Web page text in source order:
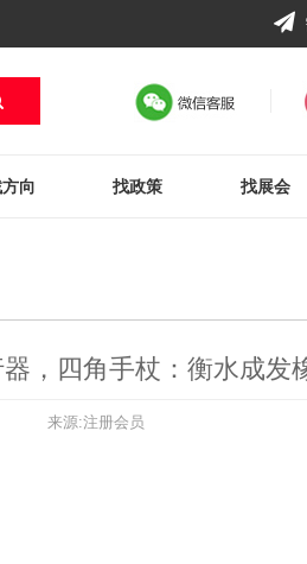
向 找政策 找展会
，四角手杖：衡水成发
来源:注册会员